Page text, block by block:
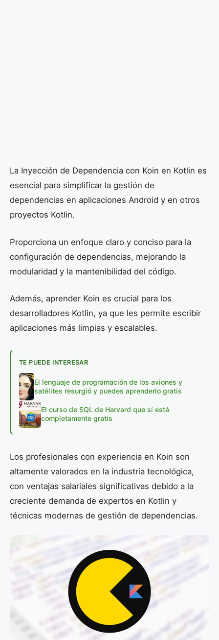
La Inyección de Dependencia con Koin en Kotlin es
esencial para simplificar la gestión de
dependencias en aplicaciones Android y en otros
proyectos Kotlin.
Proporciona un enfoque claro y conciso para la
configuración de dependencias, mejorando la
modularidad y la mantenibilidad del código.
Además, aprender Koin es crucial para los
desarrolladores Kotlin, ya que les permite escribir
aplicaciones más limpias y escalables.
TE PUEDE INTERESAR
El lenguaje de programación de los aviones y
satélites resurgió y puedes aprenderlo gratis
El curso de SQL de Harvard que sí está
completamente gratis
Los profesionales con experiencia en Koin son
altamente valorados en la industria tecnológica,
con ventajas salariales significativas debido a la
creciente demanda de expertos en Kotlin y
técnicas modernas de gestión de dependencias.